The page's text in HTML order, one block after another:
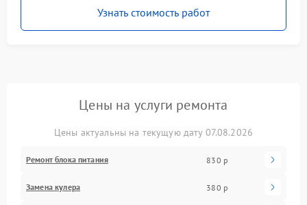
Узнать стоимость работ
Цены на услуги ремонта
Цены актуальны на текущую дату 07.08.2026
Ремонт блока питания 830 р
Замена кулера 380 р